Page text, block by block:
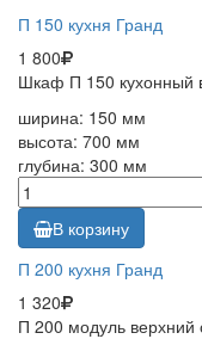
П 150 кухня Гранд
1 800
Шкаф П 150 кухонный
ширина: 150 мм
высота: 700 мм
глубина: 300 мм
В корзину
П 200 кухня Гранд
1 320
П 200 модуль верхний